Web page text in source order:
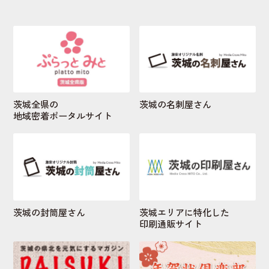
茨城全県の
地域密着ポータルサイト
茨城の名刺屋さん
茨城の封筒屋さん
茨城エリアに特化した
印刷通販サイト